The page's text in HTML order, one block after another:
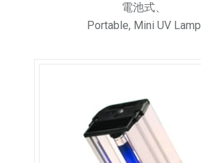
電池式、
Portable, Mini UV Lamp